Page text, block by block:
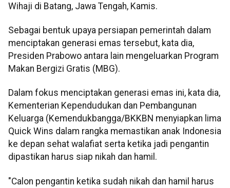
Wihaji di Batang, Jawa Tengah, Kamis.
Sebagai bentuk upaya persiapan pemerintah dalam
menciptakan generasi emas tersebut, kata dia,
Presiden Prabowo antara lain mengeluarkan Program
Makan Bergizi Gratis (MBG).
Dalam fokus menciptakan generasi emas ini, kata dia,
Kementerian Kependudukan dan Pembangunan
Keluarga (Kemendukbangga/BKKBN menyiapkan lima
Quick Wins dalam rangka memastikan anak Indonesia
ke depan sehat walafiat serta ketika jadi pengantin
dipastikan harus siap nikah dan hamil.
"Calon pengantin ketika sudah nikah dan hamil harus